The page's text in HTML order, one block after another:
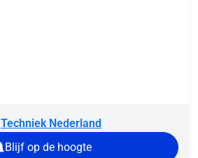
Techniek Nederland
Blijf op de hoogte